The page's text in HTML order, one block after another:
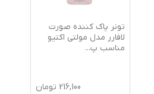
تونر پاک کننده صورت
لافارر مدل مولتی اکتیو
مناسب پ...
216,100 تومان